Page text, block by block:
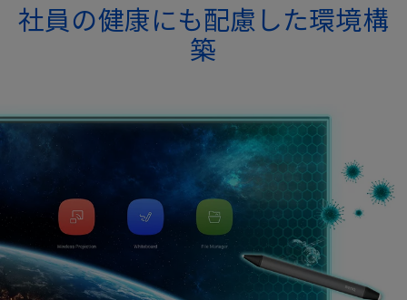
社員の健康にも配慮した環境構
築